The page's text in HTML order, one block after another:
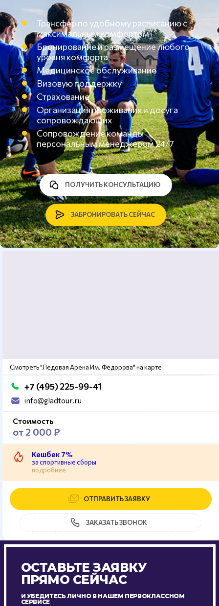
Трансфер по удобному расписанию с
максимальным комфортом
Бронирование и размещение любого
уровня комфорта
Медицинское обслуживание
Визовую поддержку
Страхование
Организация проживания и досуга
сопровождающих
Сопровождение команды
персональным менеджером 24/7
ЗАБРОНИРОВАТЬ СЕЙЧАС
ПОЛУЧИТЬ КОНСУЛЬТАЦИЮ
Смотреть "Ледовая Арена Им. Федорова" на карте
+7 (495) 225-99-41
info@gladtour.ru
Стоимость
от 2 000 ₽
Кешбек 7%
за спортивные сборы
подробнее
ОТПРАВИТЬ ЗАЯВКУ
ЗАКАЗАТЬ ЗВОНОК
ОСТАВЬТЕ ЗАЯВКУ
ПРЯМО СЕЙЧАС
И УБЕДИТЕСЬ ЛИЧНО В НАШЕМ ПЕРВОКЛАССНОМ
СЕРВИСЕ